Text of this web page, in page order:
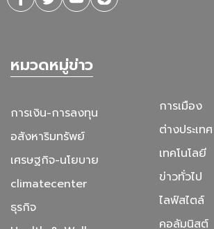
หมวดหมู่ข่าว
การเงิน-การลงทุน
อสังหาริมทรัพย์
เศรษฐกิจ-นโยบาย
climatecenter
ธุรกิจ
การเมือง
ต่างประเทศ
เทคโนโลยี
ข่าวทั่วไป
ไลฟ์สไตล์
คอลัมนิสต์